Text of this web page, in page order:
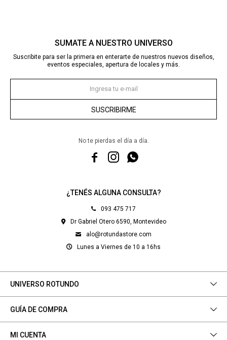
¿TENÉS ALGUNA CONSULTA?
093 475 717
Dr Gabriel Otero 6590, Montevideo
alo@rotundastore.com
Lunes a Viernes de 10 a 16hs
UNIVERSO ROTUNDO
GUÍA DE COMPRA
MI CUENTA
SUMATE A NUESTRO UNIVERSO
Suscribite para ser la primera en enterarte de nuestros nuevos diseños,
eventos especiales, apertura de locales y más.
SUSCRIBIRME
No te pierdas el día a día.
  